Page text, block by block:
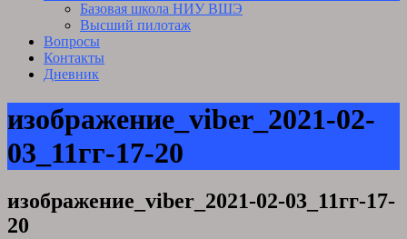
Базовая школа НИУ ВШЭ
Высший пилотаж
Вопросы
Контакты
Дневник
изображение_viber_2021-02-
03_11гг-17-20
изображение_viber_2021-02-03_11гг-17-
20